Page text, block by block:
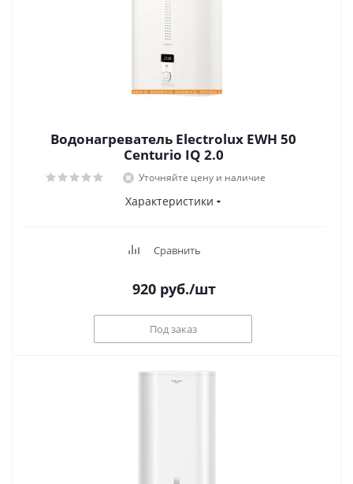
Водонагреватель Electrolux EWH 50
Centurio IQ 2.0
Уточняйте цену и наличие
Характеристики
Сравнить
920руб./шт
Под заказ